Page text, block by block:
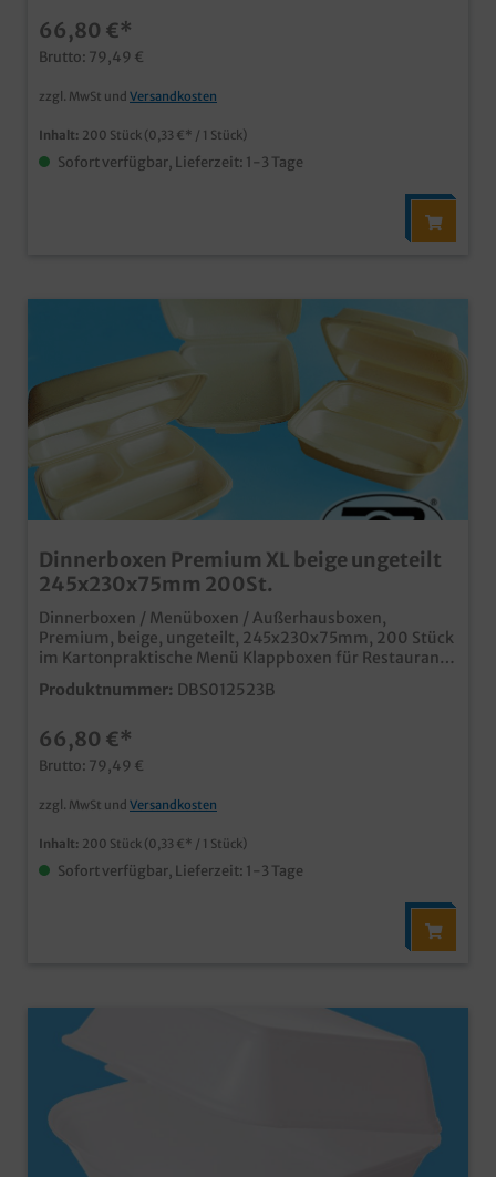
66,80 €*
Brutto: 79,49 €
zzgl. MwSt und Versandkosten
Inhalt: 200 Stück (0,33 €* / 1 Stück)
Sofort verfügbar, Lieferzeit: 1-3 Tage
Dinnerboxen Premium XL beige ungeteilt
245x230x75mm 200St.
Dinnerboxen / Menüboxen / Außerhausboxen,
Premium, beige, ungeteilt, 245x230x75mm, 200 Stück
im Kartonpraktische Menü Klappboxen für Restaurant,
Imbiss und Lieferservicelaminierte Premiumvariante,
auch für heiße fettige Produkteoptimale große
Produktnummer: DBS012523B
66,80 €*
Brutto: 79,49 €
zzgl. MwSt und Versandkosten
Inhalt: 200 Stück (0,33 €* / 1 Stück)
Sofort verfügbar, Lieferzeit: 1-3 Tage